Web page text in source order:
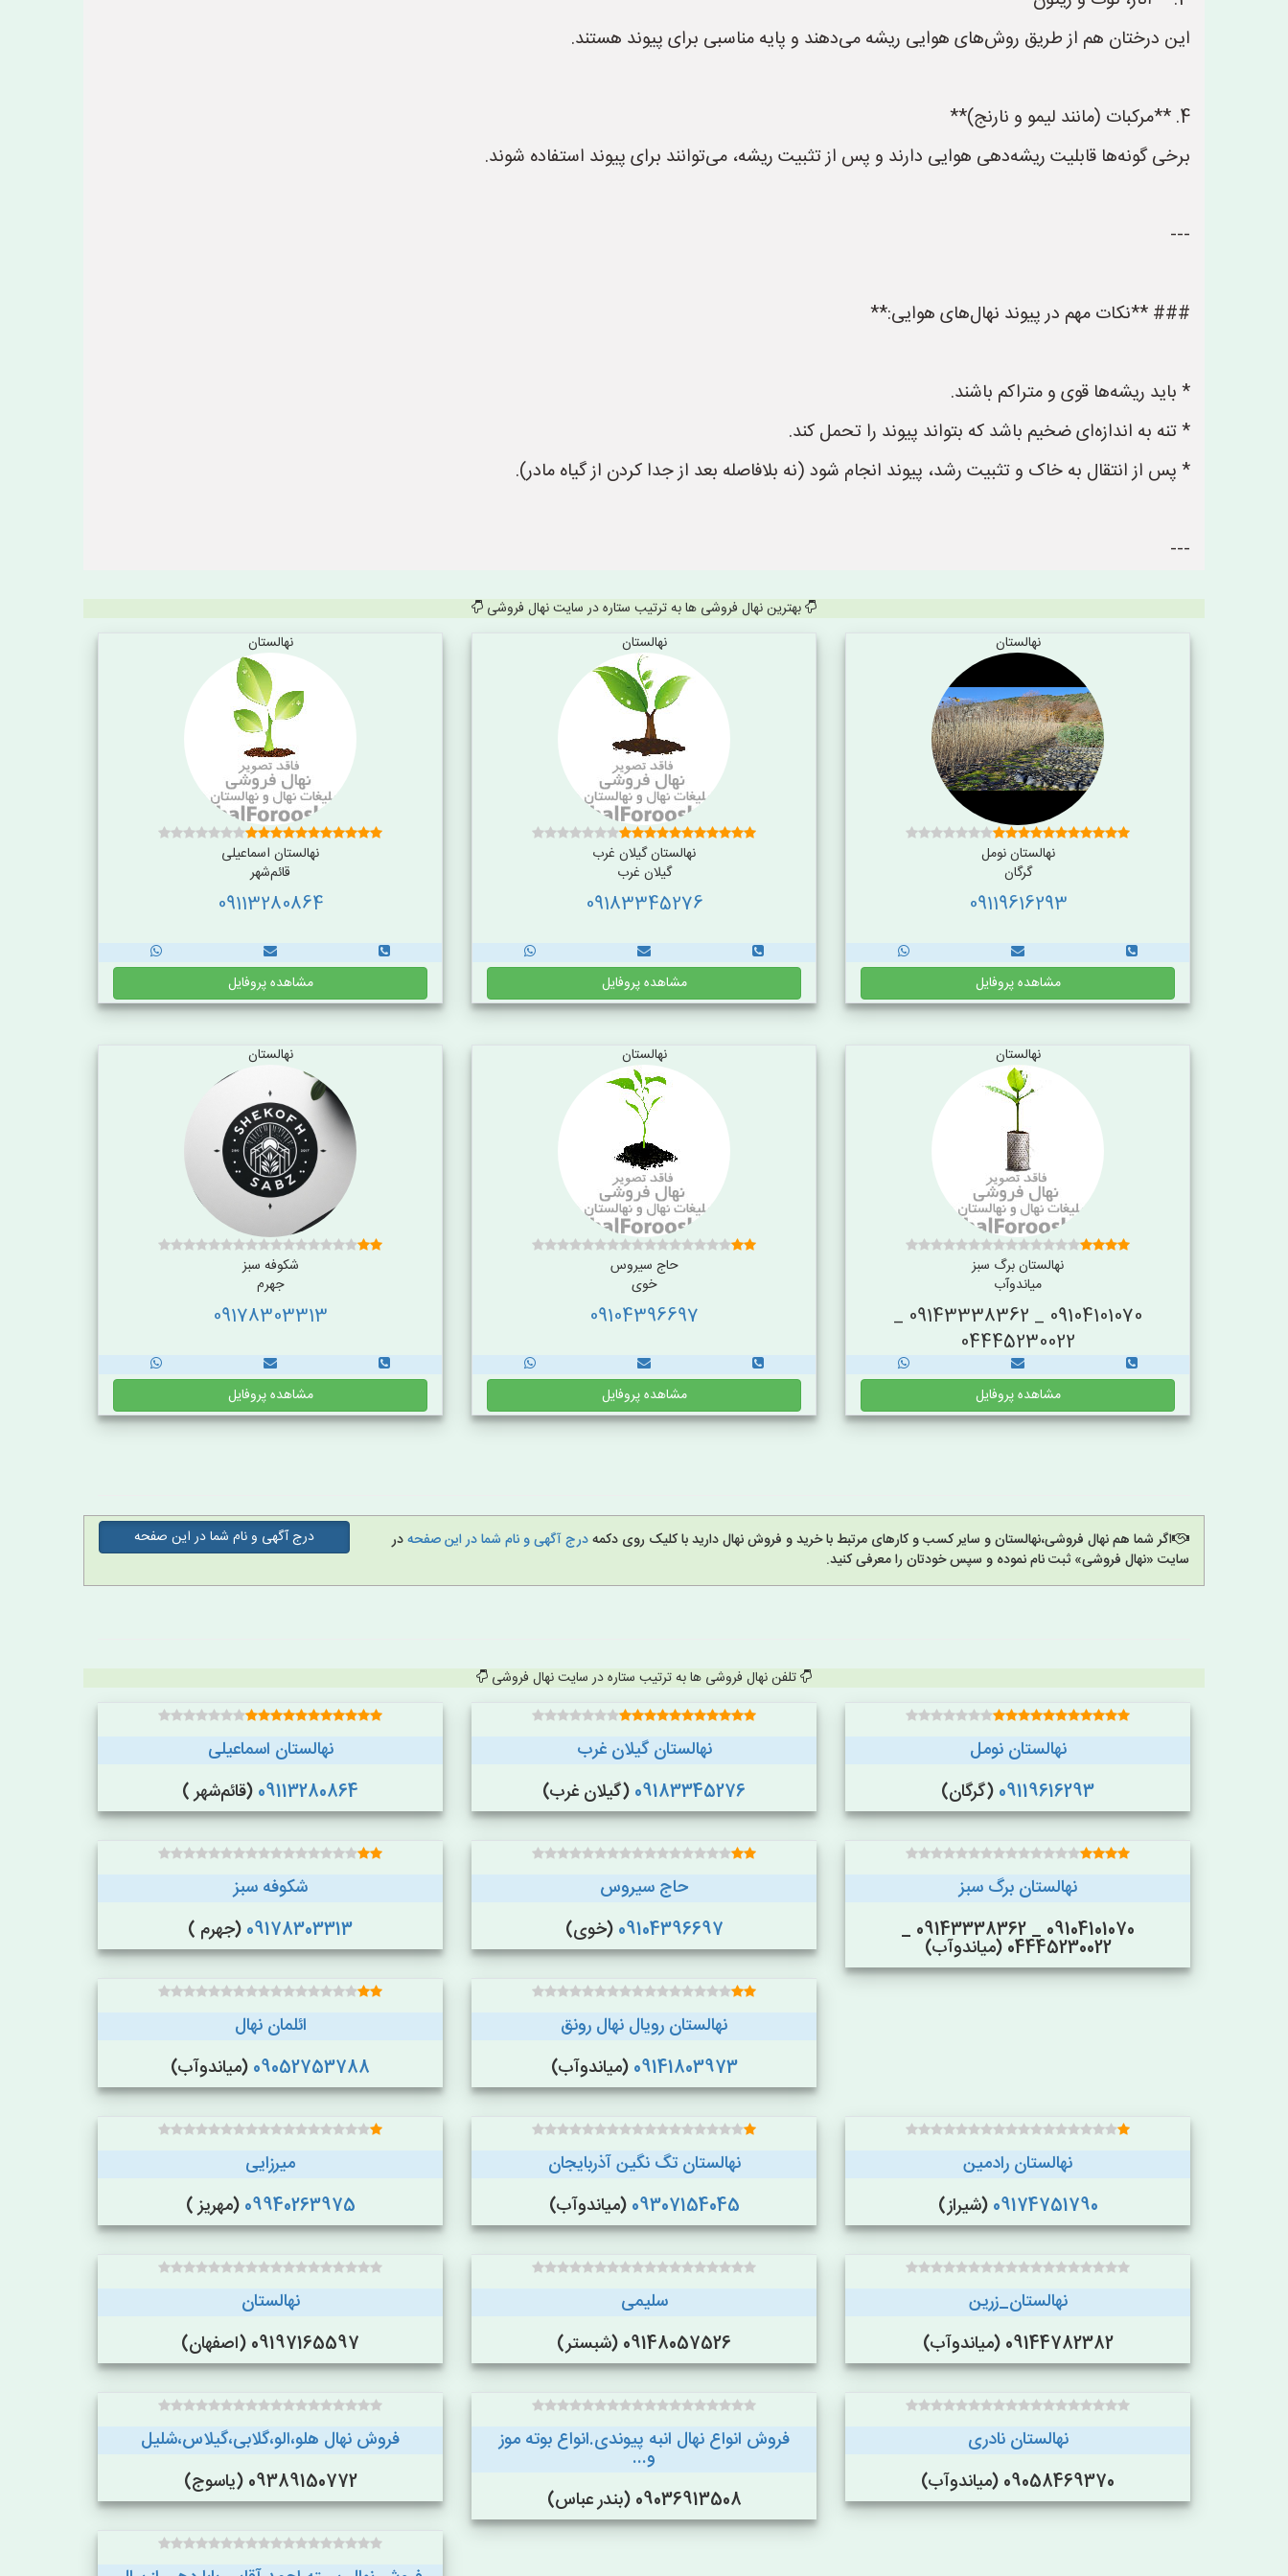
این درختان هم از طریق روش‌های هوایی ریشه می‌دهند و پایه مناسبی برای پیوند هستند.
4. **مرکبات (مانند لیمو و نارنج)**
برخی گونه‌ها قابلیت ریشه‌دهی هوایی دارند و پس از تثبیت ریشه، می‌توانند برای پیوند استفاده شوند.
---
### **نکات مهم در پیوند نهال‌های هوایی:**
* باید ریشه‌ها قوی و متراکم باشند.
* تنه به اندازه‌ای ضخیم باشد که بتواند پیوند را تحمل کند.
* پس از انتقال به خاک و تثبیت رشد، پیوند انجام شود (نه بلافاصله بعد از جدا کردن از گیاه مادر).
---
بهترین نهال فروشی ها به ترتیب ستاره در سایت نهال فروشی
نهالستان
نهالستان نومل
گرگان
09119616293
مشاهده پروفایل
نهالستان
نهالستان گیلان غرب
گیلان غرب
09183345276
مشاهده پروفایل
نهالستان
نهالستان اسماعیلی
قائم‌شهر
09113280864
مشاهده پروفایل
نهالستان
نهالستان برگ سبز
میاندوآب
09104101070 _ 09143338362 _
04445230022
مشاهده پروفایل
نهالستان
حاج سیروس
خوی
09104396697
مشاهده پروفایل
نهالستان
شکوفه سبز
جهرم
09178303313
مشاهده پروفایل
اگر شما هم نهال فروشی،نهالستان و سایر کسب و کارهای مرتبط با خرید و فروش نهال دارید با کلیک روی دکمهدرج آگهی و نام شما در این صفحهدر
سایت «نهال فروشی» ثبت نام نموده و سپس خودتان را معرفی کنید.
درج آگهی و نام شما در این صفحه
تلفن نهال فروشی ها به ترتیب ستاره در سایت نهال فروشی
نهالستان نومل
09119616293 (گرگان)
نهالستان گیلان غرب
09183345276 (گیلان غرب)
نهالستان اسماعیلی
09113280864 (قائم‌شهر )
نهالستان برگ سبز
09104101070 _ 09143338362 _
04445230022 (میاندوآب)
حاج سیروس
09104396697 (خوی)
شکوفه سبز
09178303313 (جهرم )
نهالستان رویال نهال رونق
09141803973 (میاندوآب)
ائلمان نهال
09052753788 (میاندوآب)
نهالستان رادمین
09174751790 (شیراز)
نهالستان تگ نگین آذربایجان
09307154045 (میاندوآب)
میرزایی
09940263975 (مهریز )
نهالستان_زرین
09144782382 (میاندوآب)
سلیمی
09148057526 (شبستر)
نهالستان
09197165597 (اصفهان)
نهالستان نادری
09058469370 (میاندوآب)
فروش انواع نهال انبه پیوندی.انواع بوته موز
و...
09036913508 (بندر عباس)
فروش نهال هلو،الو،گلابی،گیلاس،شلیل
09389150772 (یاسوج)